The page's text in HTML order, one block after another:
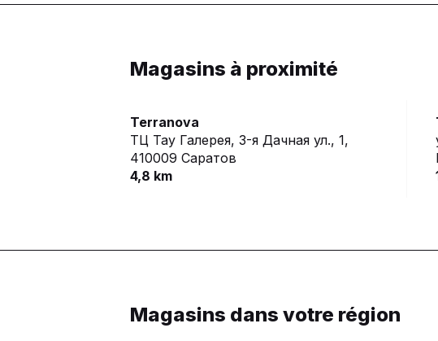
Magasins à proximité
Terranova
ТЦ Тау Галерея, 3-я Дачная ул., 1,
410009 Саратов
4,8 km
Magasins dans votre région